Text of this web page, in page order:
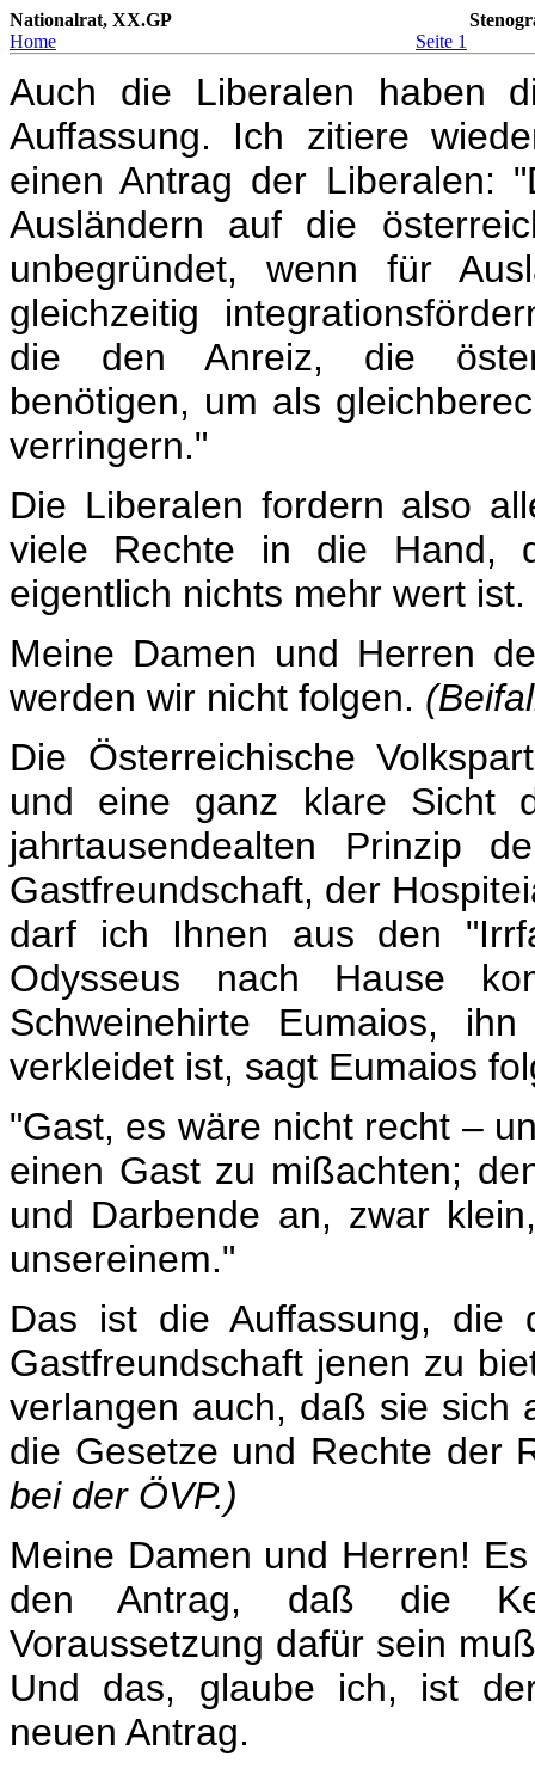
Nationalrat, XX.GP
Home
Seite 1
Auch die Liberalen haben
Auffassung. Ich zitiere
einen Antrag der Liberalen:
Ausländern auf die
unbegründet, wenn für
gleichzeitig
die den Anreiz, die
benötigen, um als
verringern."
Die Liberalen fordern also
viele Rechte in die Hand,
eigentlich nichts mehr wert ist.
Meine Damen und Herren
werden wir nicht folgen.
Die Österreichische
und eine ganz klare Sicht
jahrtausendealten Prinzip
Gastfreundschaft, der
darf ich Ihnen aus den
Odysseus nach Hause
Schweinehirte Eumaios,
verkleidet ist, sagt Eumaios
"Gast, es wäre nicht recht –
einen Gast zu mißachten;
und Darbende an, zwar
unsereinem."
Das ist die Auffassung, die
Gastfreundschaft jenen zu
verlangen auch, daß sie sich
die Gesetze und Rechte der
bei der ÖVP.)
Meine Damen und Herren!
den Antrag, daß die
Voraussetzung dafür sein
Und das, glaube ich, ist
neuen Antrag.